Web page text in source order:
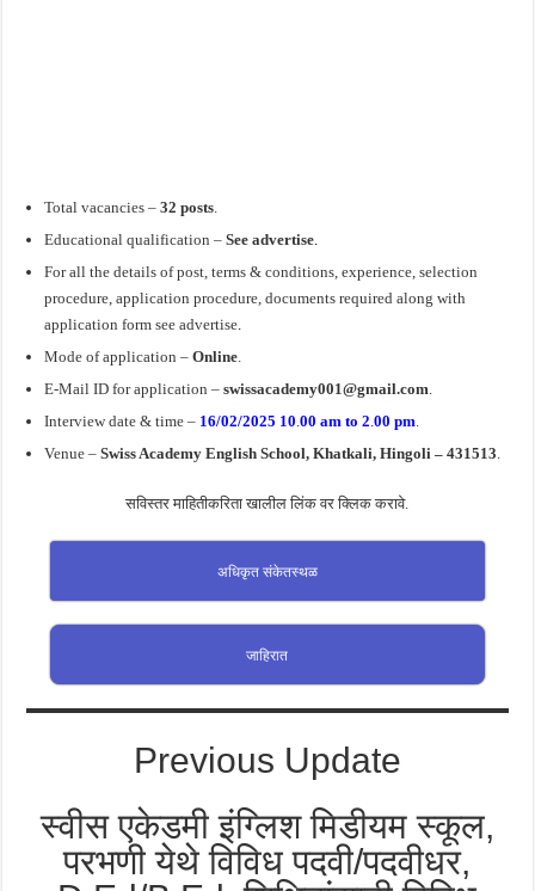
Total vacancies – 32 posts
Educational qualification –See advertise
For all the details of post, terms & conditions, experience, selection
procedure, application procedure, documents required along with
application form see advertise
Mode of application –Online
E-Mail ID for application –swissacademy001@gmail.com
Interview date & time – 16/02/2025 10 .00 am to 2 .00 pm
Venue – Swiss Academy English School, Khatkali, Hingoli – 431513
सविस्तर माहितीकरिता खालील लिंक वर क्लिक करावे.
अधिकृत संकेतस्थळ
जाहिरात
Previous Update
स्वीस एकेडमी इंग्लिश मिडीयम स्कूल,
परभणी येथे विविध पदवी/पदवीधर,